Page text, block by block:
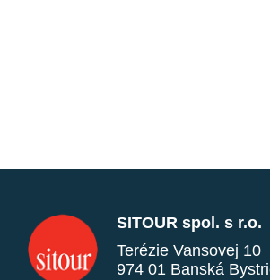
SITOUR spol. s r.o.
Terézie Vansovej 10
974 01 Banská